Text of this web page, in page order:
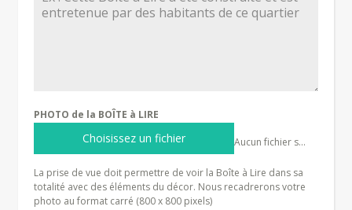
PHOTO de la BOÎTE à LIRE
Choisissez un fichier Aucun fichier sélectionné
La prise de vue doit permettre de voir la Boîte à Lire dans sa
totalité avec des éléments du décor. Nous recadrerons votre
photo au format carré (800 x 800 pixels)